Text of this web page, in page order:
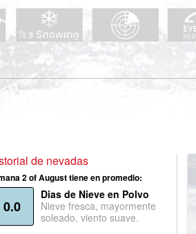
de nevadas
2 of August tiene en promedio:
0.0
Dias de Nieve en Polvo
Nieve fresca, mayormente
soleado, viento suave.